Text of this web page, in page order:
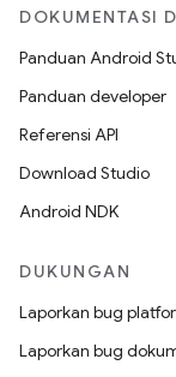
DOKUMENTASI
Panduan Android
Panduan developer
Referensi API
Download Studio
Android NDK
DUKUNGAN
Laporkan bug
Laporkan bug